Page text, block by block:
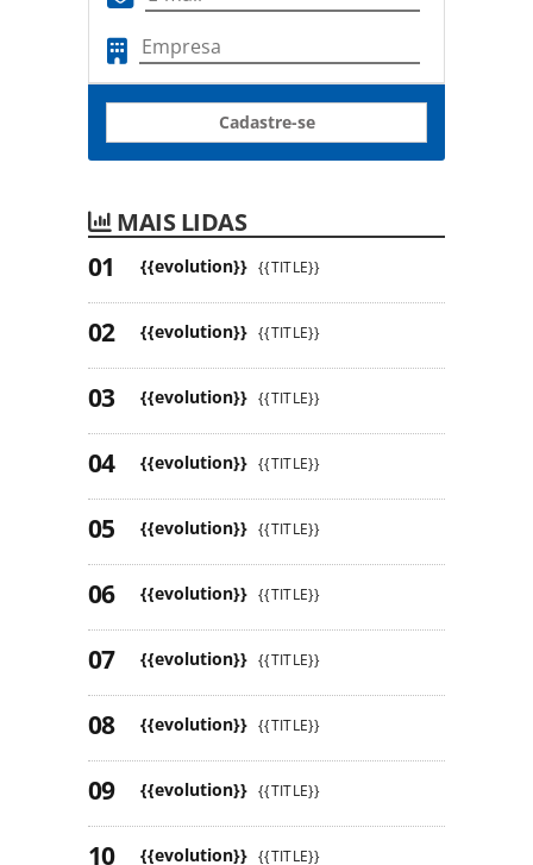
Cadastre-se
MAIS LIDAS
{{evolution}} {{TITLE}}
{{evolution}} {{TITLE}}
{{evolution}} {{TITLE}}
{{evolution}} {{TITLE}}
{{evolution}} {{TITLE}}
{{evolution}} {{TITLE}}
{{evolution}} {{TITLE}}
{{evolution}} {{TITLE}}
{{evolution}} {{TITLE}}
{{evolution}} {{TITLE}}